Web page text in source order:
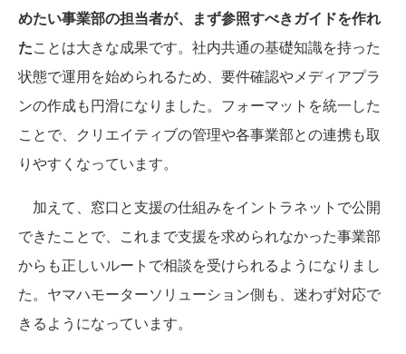
めたい事業部の担当者が、まず参照すべきガイドを作れ
たことは大きな成果です。社内共通の基礎知識を持った
状態で運用を始められるため、要件確認やメディアプラ
ンの作成も円滑になりました。フォーマットを統一した
ことで、クリエイティブの管理や各事業部との連携も取
りやすくなっています。
加えて、窓口と支援の仕組みをイントラネットで公開
できたことで、これまで支援を求められなかった事業部
からも正しいルートで相談を受けられるようになりまし
た。ヤマハモーターソリューション側も、迷わず対応で
きるようになっています。